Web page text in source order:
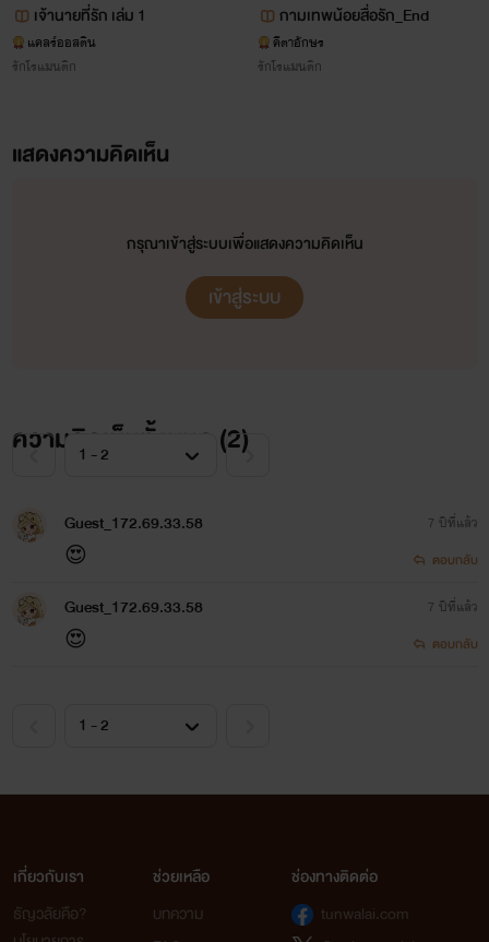
เจ้านายที่รัก เล่ม 1
แคลร์ออสติน
รักโรแมนติก
กามเทพน้อยสื่อรัก_End
คีตาอักษร
รักโรแมนติก
แสดงความคิดเห็น
กรุณาเข้าสู่ระบบเพื่อแสดงความคิดเห็น
เข้าสู่ระบบ
ความคิดเห็นทั้งหมด (2)
Guest_172.69.33.58
😍
7 ปีที่แล้ว
ตอบกลับ
Guest_172.69.33.58
😍
7 ปีที่แล้ว
ตอบกลับ
เกี่ยวกับเรา
ธัญวลัยคือ?
ช่วยเหลือ
บทความ
ช่องทางติดต่อ
tunwalai.com